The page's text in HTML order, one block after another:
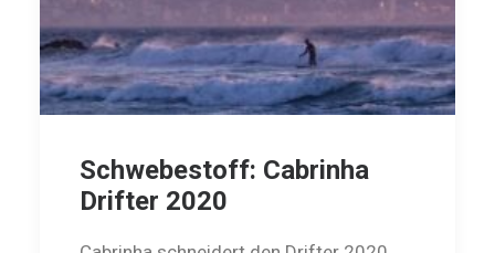
Schwebestoff: Cabrinha
Drifter 2020